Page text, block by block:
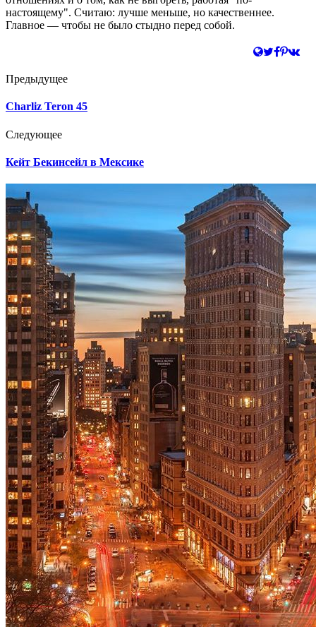
настоящему". Считаю: лучше меньше, но качественнее.
Главное — чтобы не было стыдно перед собой.
Предыдущее
Charliz Teron 45
Следующее
Кейт Бекинсейл в Мексике